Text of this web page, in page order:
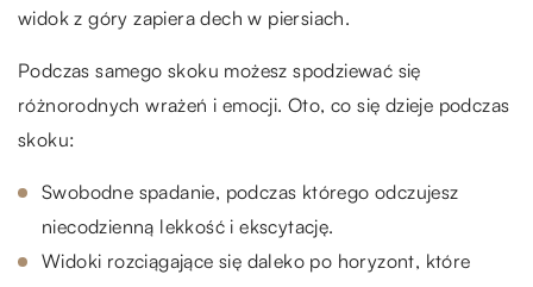
widok z góry zapiera dech w piersiach.
Podczas samego skoku możesz spodziewać się
różnorodnych wrażeń i emocji. Oto, co się dzieje podczas
skoku:
Swobodne spadanie, podczas którego odczujesz
niecodzienną lekkość i ekscytację.
Widoki rozciągające się daleko po horyzont, które